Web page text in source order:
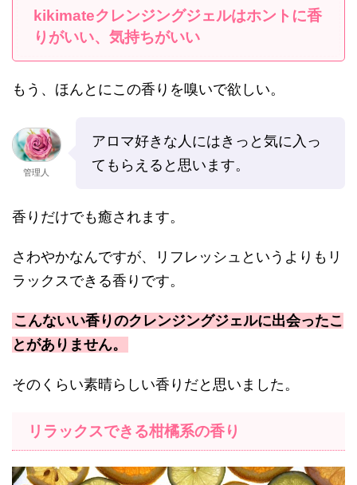
kikimateクレンジングジェルはホントに香
りがいい、気持ちがいい
もう、ほんとにこの香りを嗅いで欲しい。
管理人
アロマ好きな人にはきっと気に入っ
てもらえると思います。
香りだけでも癒されます。
さわやかなんですが、リフレッシュというよりもリ
ラックスできる香りです。
こんないい香りのクレンジングジェルに出会ったこ
とがありません。
そのくらい素晴らしい香りだと思いました。
リラックスできる柑橘系の香り